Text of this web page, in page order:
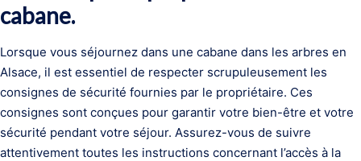
cabane.
Lorsque vous séjournez dans une cabane dans les arbres en
Alsace, il est essentiel de respecter scrupuleusement les
consignes de sécurité fournies par le propriétaire. Ces
consignes sont conçues pour garantir votre bien-être et votre
sécurité pendant votre séjour. Assurez-vous de suivre
attentivement toutes les instructions concernant l’accès à la